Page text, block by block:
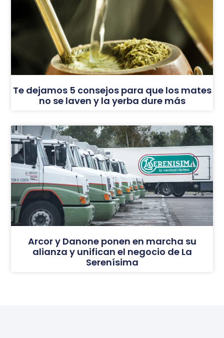
Te dejamos 5 consejos para que los mates
no se laven y la yerba dure más
Arcor y Danone ponen en marcha su
alianza y unifican el negocio de La
Serenísima